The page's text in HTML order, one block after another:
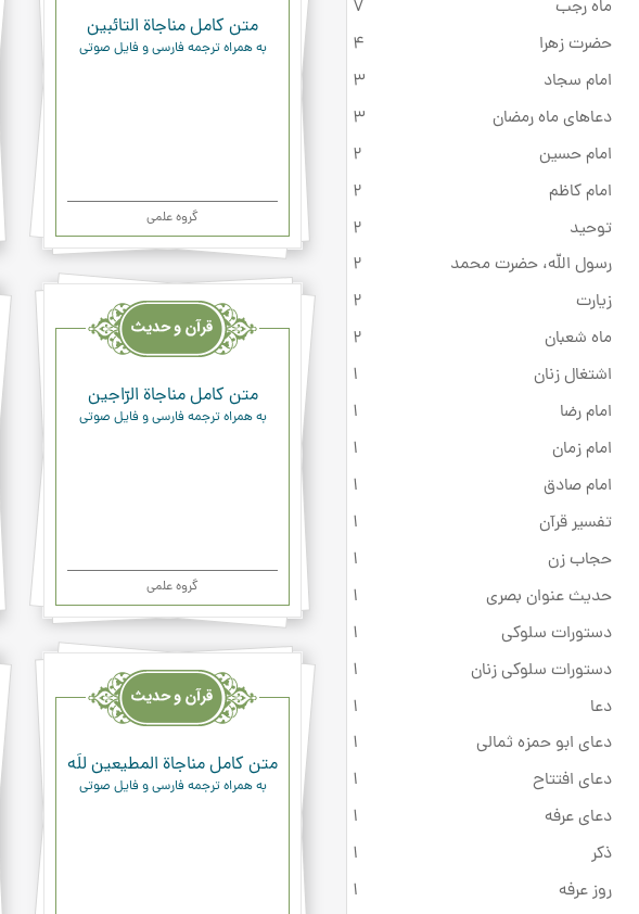
ماه رجب
7
حضرت زهرا
4
امام سجاد
3
دعاهای ماه رمضان
3
امام حسین
2
امام کاظم
2
توحید
2
رسول الله، حضرت محمد
2
زیارت
2
ماه شعبان
2
اشتغال زنان
1
امام رضا
1
امام زمان
1
امام صادق
1
تفسیر قرآن
1
حجاب زن
1
حدیث عنوان بصری
1
دستورات سلوکی
1
دستورات سلوکی زنان
1
دعا
1
دعای ابو حمزه ثمالی
1
دعای افتتاح
1
دعای عرفه
1
ذکر
1
روز عرفه
1
متن کامل مناجاة التائبين
به همراه ترجمه فارسی و فایل صوتی
گروه علمی
قرآن
وحدیث
متن کامل مناجاة الرّاجين
به همراه ترجمه فارسی و فایل صوتی
گروه علمی
قرآن
وحدیث
متن کامل مناجاة المطيعين للَه
به همراه ترجمه فارسی و فایل صوتی